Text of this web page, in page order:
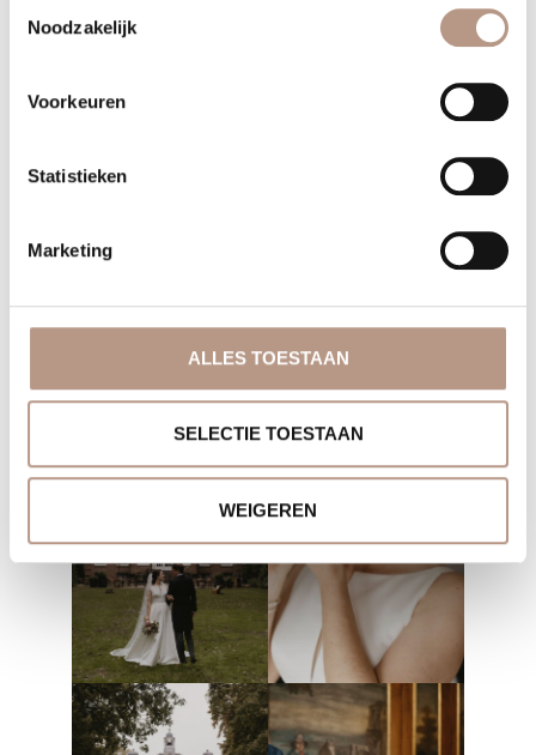
Noodzakelijk
Voorkeuren
Statistieken
Marketing
ALLES TOESTAAN
SELECTIE TOESTAAN
WEIGEREN